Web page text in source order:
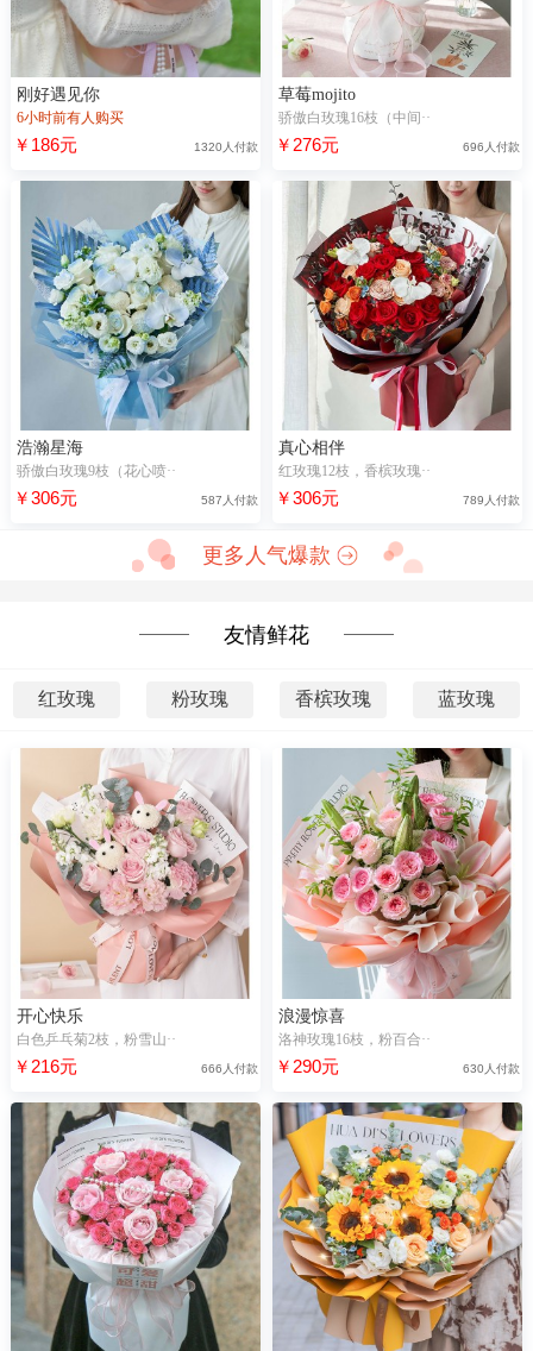
刚好遇见你
6小时前有人购买
￥186元 1320人付款
草莓mojito
骄傲白玫瑰16枝（中间··
￥276元 696人付款
浩瀚星海
骄傲白玫瑰9枝（花心喷··
￥306元 587人付款
真心相伴
红玫瑰12枝，香槟玫瑰··
￥306元 789人付款
更多人气爆款
友情鲜花
红玫瑰 粉玫瑰 香槟玫瑰 蓝玫瑰
开心快乐
白色乒乓菊2枝，粉雪山··
￥216元 666人付款
浪漫惊喜
洛神玫瑰16枝，粉百合··
￥290元 630人付款